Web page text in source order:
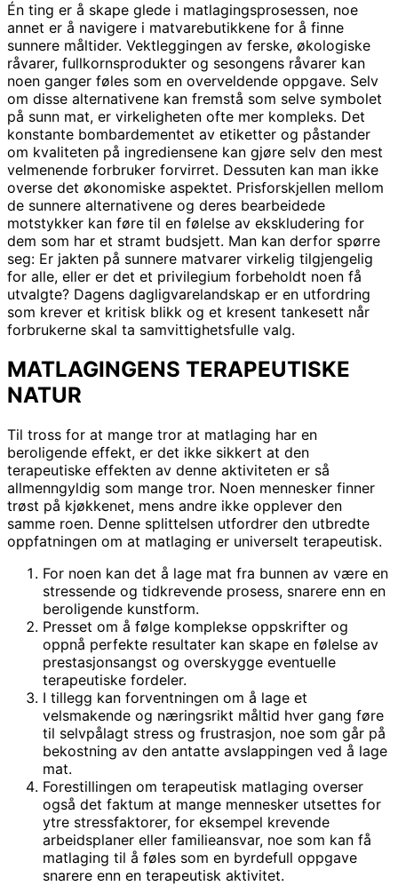
Én ting er å skape glede i matlagingsprosessen, noe
annet er å navigere i matvarebutikkene for å finne
sunnere måltider. Vektleggingen av ferske, økologiske
råvarer, fullkornsprodukter og sesongens råvarer kan
noen ganger føles som en overveldende oppgave. Selv
om disse alternativene kan fremstå som selve symbolet
på sunn mat, er virkeligheten ofte mer kompleks. Det
konstante bombardementet av etiketter og påstander
om kvaliteten på ingrediensene kan gjøre selv den mest
velmenende forbruker forvirret. Dessuten kan man ikke
overse det økonomiske aspektet. Prisforskjellen mellom
de sunnere alternativene og deres bearbeidede
motstykker kan føre til en følelse av ekskludering for
dem som har et stramt budsjett. Man kan derfor spørre
seg: Er jakten på sunnere matvarer virkelig tilgjengelig
for alle, eller er det et privilegium forbeholdt noen få
utvalgte? Dagens dagligvarelandskap er en utfordring
som krever et kritisk blikk og et kresent tankesett når
forbrukerne skal ta samvittighetsfulle valg.
MATLAGINGENS TERAPEUTISKE
NATUR
Til tross for at mange tror at matlaging har en
beroligende effekt, er det ikke sikkert at den
terapeutiske effekten av denne aktiviteten er så
allmenngyldig som mange tror. Noen mennesker finner
trøst på kjøkkenet, mens andre ikke opplever den
samme roen. Denne splittelsen utfordrer den utbredte
oppfatningen om at matlaging er universelt terapeutisk.
For noen kan det å lage mat fra bunnen av være en
stressende og tidkrevende prosess, snarere enn en
beroligende kunstform.
Presset om å følge komplekse oppskrifter og
oppnå perfekte resultater kan skape en følelse av
prestasjonsangst og overskygge eventuelle
terapeutiske fordeler.
I tillegg kan forventningen om å lage et
velsmakende og næringsrikt måltid hver gang føre
til selvpålagt stress og frustrasjon, noe som går på
bekostning av den antatte avslappingen ved å lage
mat.
Forestillingen om terapeutisk matlaging overser
også det faktum at mange mennesker utsettes for
ytre stressfaktorer, for eksempel krevende
arbeidsplaner eller familieansvar, noe som kan få
matlaging til å føles som en byrdefull oppgave
snarere enn en terapeutisk aktivitet.